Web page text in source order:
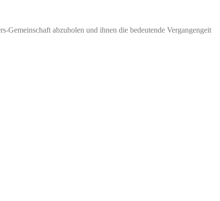
abzuholen und ihnen die bedeutende Vergangengeit